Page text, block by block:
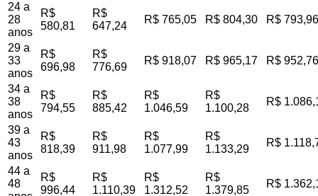
24 a
28
anos
R$
580,81
R$
647,24
R$ 765,05 R$ 804,30 R$ 793,96
29 a
33
anos
R$
696,98
R$
776,69
R$ 918,07 R$ 965,17 R$ 952,76
34 a
38
anos
R$
794,55
R$
885,42
R$
1.046,59
R$
1.100,28
R$
39 a
43
anos
R$
818,39
R$
911,98
R$
1.077,99
R$
1.133,29
R$
44 a
48
R$
996,44
R$
1.110,39
R$
1.312,52
R$
1.379,85
R$